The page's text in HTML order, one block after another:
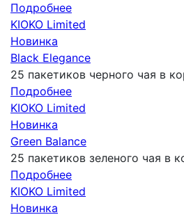
Подробнее
KIOKO Limited
Новинка
Black Elegance
25 пакетиков черного чая в
Подробнее
KIOKO Limited
Новинка
Green Balance
25 пакетиков зеленого чая в
Подробнее
KIOKO Limited
Новинка